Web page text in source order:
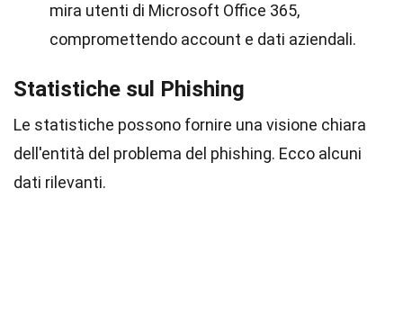
mira utenti di Microsoft Office 365,
compromettendo account e dati aziendali.
Statistiche sul Phishing
Le statistiche possono fornire una visione chiara
dell'entità del problema del phishing. Ecco alcuni
dati rilevanti.